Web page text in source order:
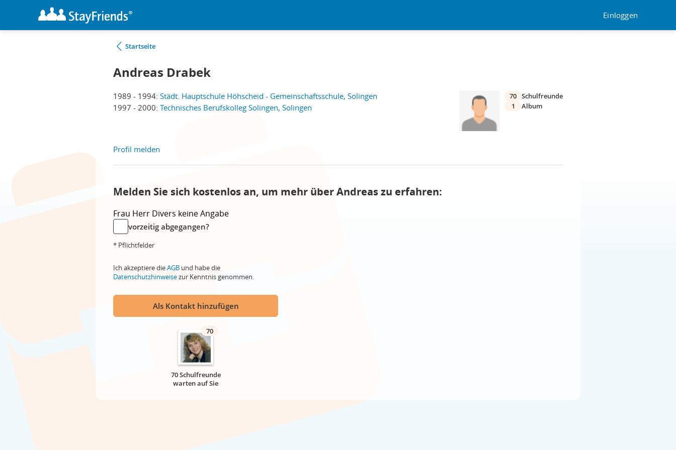
Einloggen
Startseite
Andreas Drabek
1989 - 1994: Städt. Hauptschule Höhscheid - Gemeinschaftsschule, Solingen
1997 - 2000: Technisches Berufskolleg Solingen, Solingen
70 Schulfreunde
1
Album
Profil melden
Melden Sie sich kostenlos an, um mehr über Andreas zu erfahren:
Frau Herr Divers keine Angabe
vorzeitig abgegangen?
* Pflichtfelder
Ich akzeptiere dieAGB und habe die
Datenschutzhinweisezur Kenntnis genommen.
Als Kontakt hinzufügen
70
70 Schulfreunde
warten auf Sie